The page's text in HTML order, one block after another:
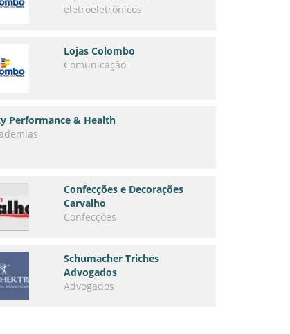
eletroeletrônicos
Lojas Colombo
Comunicação
Performance & Health
Confecções e Decorações
Carvalho
Confecções
Schumacher Triches
Advogados
Advogados